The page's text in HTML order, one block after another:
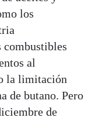
los
combustibles
al
la limitación
de butano. Pero
de